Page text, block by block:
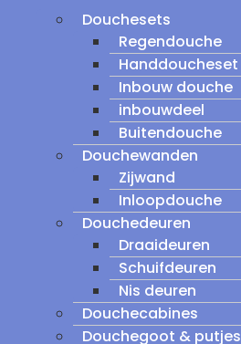
Douchesets
Regendouche
Handdoucheset
Inbouw douche
inbouwdeel
Buitendouche
Douchewanden
Zijwand
Inloopdouche
Douchedeuren
Draaideuren
Schuifdeuren
Nis deuren
Douchecabines
Douchegoot & putjes